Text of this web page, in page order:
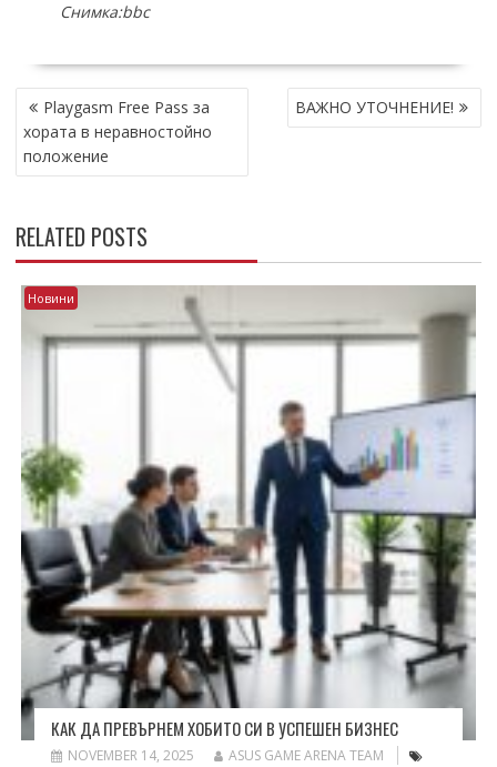
Снимка:bbc
POST
NAVIGATION
Playgasm Free Pass за
хората в неравностойно
положение
ВАЖНО УТОЧНЕНИЕ!
RELATED POSTS
Новини
КАК ДА ПРЕВЪРНЕМ ХОБИТО СИ В УСПЕШЕН БИЗНЕС
NOVEMBER 14, 2025
ASUS GAME ARENA TEAM